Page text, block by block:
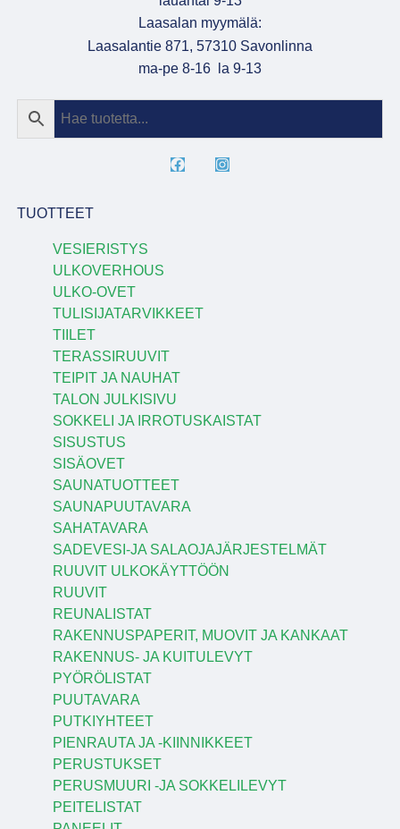
Laasalan myymälä:
Laasalantie 871, 57310 Savonlinna
ma-pe 8-16 la 9-13
TUOTTEET
VESIERISTYS
ULKOVERHOUS
ULKO-OVET
TULISIJATARVIKKEET
TIILET
TERASSIRUUVIT
TEIPIT JA NAUHAT
TALON JULKISIVU
SOKKELI JA IRROTUSKAISTAT
SISUSTUS
SISÄOVET
SAUNATUOTTEET
SAUNAPUUTAVARA
SAHATAVARA
SADEVESI-JA SALAOJAJÄRJESTELMÄT
RUUVIT ULKOKÄYTTÖÖN
RUUVIT
REUNALISTAT
RAKENNUSPAPERIT, MUOVIT JA KANKAAT
RAKENNUS- JA KUITULEVYT
PYÖRÖLISTAT
PUUTAVARA
PUTKIYHTEET
PIENRAUTA JA -KIINNIKKEET
PERUSTUKSET
PERUSMUURI -JA SOKKELILEVYT
PEITELISTAT